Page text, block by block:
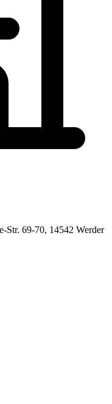
69-70, 14542 Werder